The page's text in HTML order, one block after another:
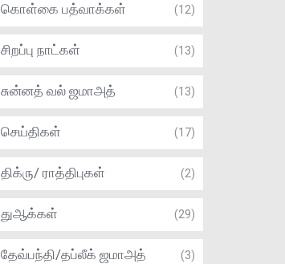
கொள்கை பத்வாக்கள் (12)
சிறப்பு நாட்கள் (13)
சுன்னத் வல் ஜமாஅத் (13)
செய்திகள் (17)
திக்ரு/ ராத்திபுகள் (2)
துஆக்கள் (29)
தேவ்பந்தி/தப்லீக் ஜமாஅத் (3)